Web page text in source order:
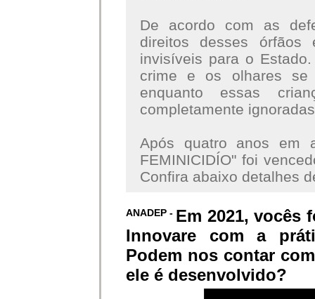
De acordo com as
direitos desses órfãos
invisíveis para o
crime e os olhares se
enquanto essas
completamente
Após quatro anos em
FEMINICIDÍO" foi
Confira abaixo detalhes
ANADEP - Em 2021, vocês
Innovare com a
Podem nos contar
ele é desenvolvido?